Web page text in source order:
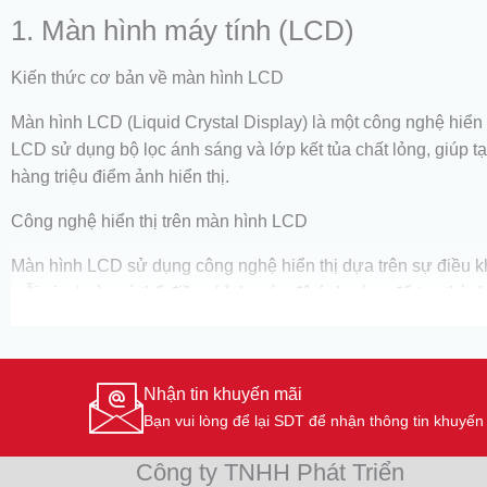
1. Màn hình máy tính (LCD)
Kiến thức cơ bản về màn hình LCD
Màn hình LCD (Liquid Crystal Display) là một công nghệ
LCD sử dụng bộ lọc ánh sáng và lớp kết tủa chất lỏng,
hàng triệu điểm ảnh hiển thị.
Công nghệ hiển thị trên màn hình LCD
Màn hình LCD sử dụng công nghệ hiển thị dựa trên sự điều
mỗi pixel này có thể điều chỉnh mức độ ánh sáng để tạo
Đặc điểm và ưu điểm của màn hình LCD
Một trong những đặc điểm quan trọng của màn hình LCD là
Điều này giúp tiết kiệm điện năng và kéo dài tuổi thọ của màn
Tuy nhiên, màn hình LCD có một số hạn chế như góc nhìn
Nhận tin khuyến mãi
Bạn vui lòng để lại SDT để nhận thông tin
Công ty TNHH Phát Triển